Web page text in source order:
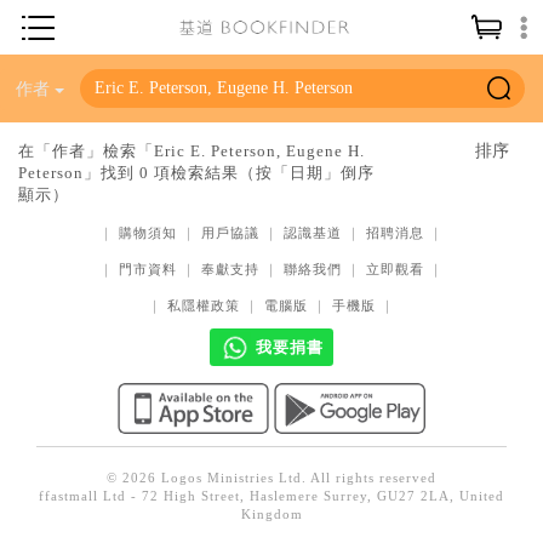
神學／教義
聖經
教會歷史
靈修／禱告
教會事工
分齡牧養
社會／倫理
作者
在「作者」檢索「Eric E. Peterson, Eugene H.
Peterson」找到 0 項檢索結果（按「日期」倒序
顯示）
｜ 購物須知 ｜ 用戶協議 ｜ 認識基道 ｜ 招聘消息 ｜
｜ 門市資料 ｜ 奉獻支持 ｜ 聯絡我們 ｜ 立即觀看 ｜
｜ 私隱權政策 ｜ 電腦版 ｜ 手機版 ｜
我要捐書
© 2026 Logos Ministries Ltd. All rights reserved
ffastmall Ltd - 72 High Street, Haslemere Surrey, GU27 2LA, United
Kingdom